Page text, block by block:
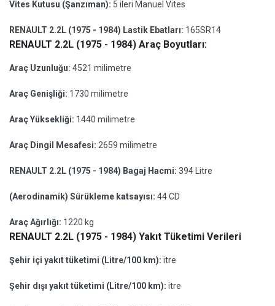
Vites Kutusu (Şanzıman): 5 ileri Manuel Vites
RENAULT 2.2L (1975 - 1984) Lastik Ebatları: 165SR14
RENAULT 2.2L (1975 - 1984) Araç Boyutları:
Araç Uzunluğu: 4521 milimetre
Araç Genişliği: 1730 milimetre
Araç Yüksekliği: 1440 milimetre
Araç Dingil Mesafesi: 2659 milimetre
RENAULT 2.2L (1975 - 1984) Bagaj Hacmi: 394 Litre
(Aerodinamik) Sürükleme katsayısı: 44 CD
Araç Ağırlığı: 1220 kg
RENAULT 2.2L (1975 - 1984) Yakıt Tüketimi Verileri
Şehir içi yakıt tüketimi (Litre/100 km): itre
Şehir dışı yakıt tüketimi (Litre/100 km): itre